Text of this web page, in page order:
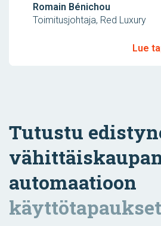
Romain Bénichou
Toimitusjohtaja, Red Luxury
Lue
Tutustu
automaatioon